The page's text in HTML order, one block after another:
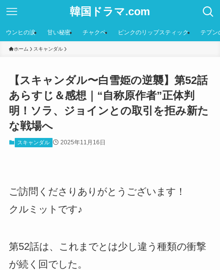
韓国ドラマ.com
ウンヒの涙 甘い秘密 チャクペ ピンクのリップスティック テプン
ホーム スキャンダル
【スキャンダル〜白雪姫の逆襲】第52話
あらすじ＆感想｜“自称原作者”正体判
明！ソラ、ジョインとの取引を拒み新た
な戦場へ
スキャンダル 2025年11月16日
ご訪問くださりありがとうございます！
クルミットです♪
第52話は、これまでとは少し違う種類の衝撃
が続く回でした。